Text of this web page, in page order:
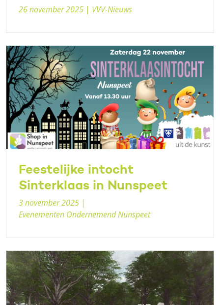
26 november 2025 | VVV-Nieuws
Feestelijke intocht
Sinterklaas in Nunspeet
3 november 2025 |
Evenementen Ondernemend Nunspeet